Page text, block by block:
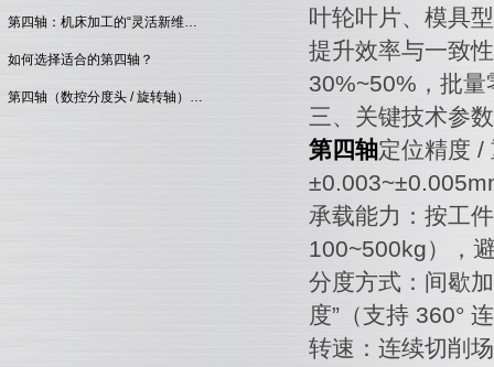
第四轴：机床加工的“灵活新维…
如何选择适合的第四轴？
第四轴（数控分度头 / 旋转轴）…
叶轮叶片、模具
提升效率与一致
30%~50%，批
三、关键技术参
第四轴定位精度 /
承载能力：按工
100~500kg），
分度方式：间歇
度”（支持 360°
转速：连续切削